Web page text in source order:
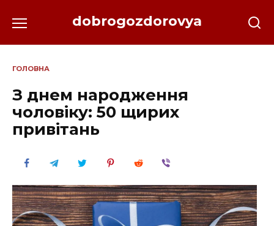
до
dobrogozdorovya
ГОЛОВНА
З днем народження
чоловіку: 50 щирих
привітань